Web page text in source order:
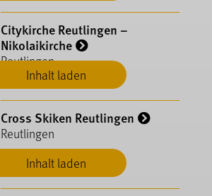
Inhalt laden
Citykirche Reutlingen –
Nikolaikirche
Reutlingen
Inhalt laden
Cross Skiken Reutlingen
Reutlingen